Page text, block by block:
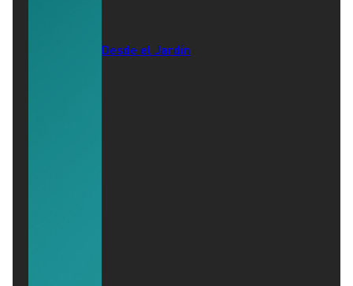
Desde el Jardín